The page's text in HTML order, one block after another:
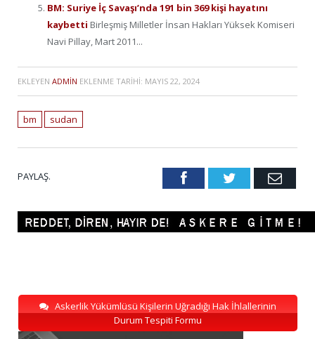
BM: Suriye İç Savaşı’nda 191 bin 369 kişi hayatını
kaybetti Birleşmiş Milletler İnsan Hakları Yüksek Komiseri
Navi Pillay, Mart 2011...
EKLEYEN ADMIN EKLENME TARIHI: MAYIS 22, 2024
bm sudan
PAYLAŞ. FacebookTwitter Email
Askerlik Yükümlüsü Kişilerin Uğradığı Hak İhlallerinin
Durum Tespiti Formu